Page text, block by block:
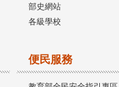
部史網站
各級學校
便民服務